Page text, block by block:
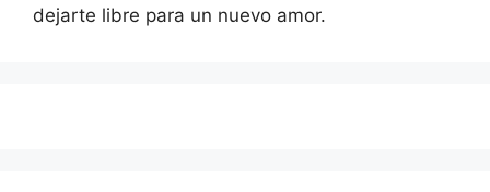
dejarte libre para un nuevo amor.